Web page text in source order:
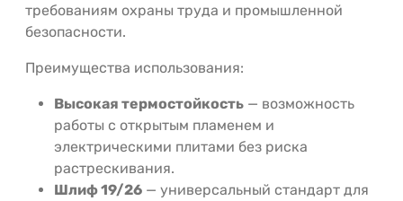
требованиям охраны труда и промышленной
безопасности.
Преимущества использования:
Высокая термостойкость — возможность
работы с открытым пламенем и
электрическими плитами без риска
растрескивания.
Шлиф 19/26 — универсальный стандарт для